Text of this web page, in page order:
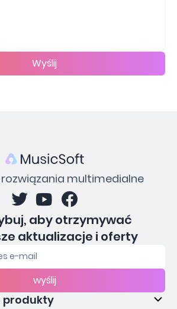
Wyślij
rozwiązania multimedialne
aby otrzymywać
aktualizacje i oferty
wyślij
produkty